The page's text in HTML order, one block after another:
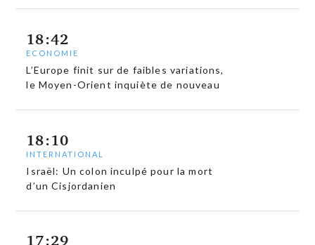
18:42
ECONOMIE
L’Europe finit sur de faibles variations,
le Moyen-Orient inquiète de nouveau
18:10
INTERNATIONAL
Israël: Un colon inculpé pour la mort
d’un Cisjordanien
17:29